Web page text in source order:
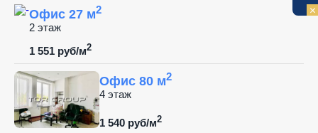
Офис 27 м2
2 этаж
1 551 руб/м2
Офис 80 м2
4 этаж
1 540 руб/м2
×